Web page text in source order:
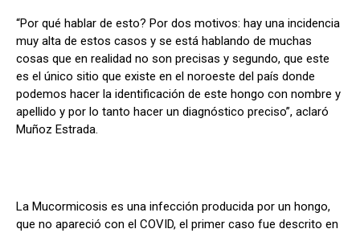
“Por qué hablar de esto? Por dos motivos: hay una incidencia
muy alta de estos casos y se está hablando de muchas
cosas que en realidad no son precisas y segundo, que este
es el único sitio que existe en el noroeste del país donde
podemos hacer la identificación de este hongo con nombre y
apellido y por lo tanto hacer un diagnóstico preciso”, aclaró
Muñoz Estrada.
La Mucormicosis es una infección producida por un hongo,
que no apareció con el COVID, el primer caso fue descrito en